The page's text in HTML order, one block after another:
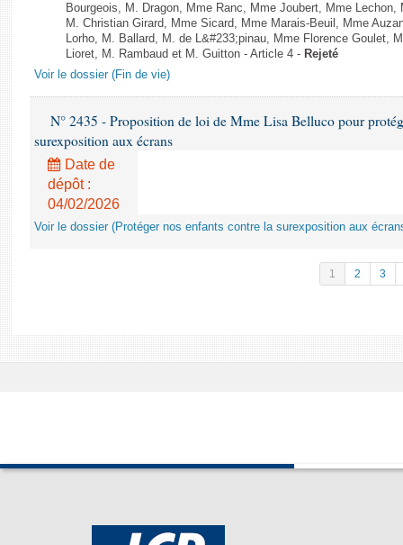
Bourgeois, M. Dragon, Mme Ranc, Mme Joubert, Mme
M. Christian Girard, Mme Sicard, Mme Marais-Beuil, Mme
Lorho, M. Ballard, M. de L&#233;pinau, Mme Florence Goulet,
Lioret, M. Rambaud et M. Guitton - Article 4 - Rejeté
Voir le dossier (Fin de vie)
N° 2435 - Proposition de loi de Mme Lisa Belluco pour
surexposition aux écrans
Date de
dépôt :
04/02/2026
Voir le dossier (Protéger nos enfants contre la surexposition aux
1 2 3